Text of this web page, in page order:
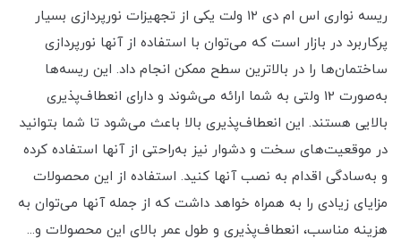
ریسه نواری اس ام دی ۱۲ ولت یکی از تجهیزات نورپردازی بسیار
پرکاربرد در بازار است که می‌توان با استفاده از آنها نورپردازی
ساختمان‌ها را در بالاترین سطح ممکن انجام داد. این ریسه‌ها
به‌صورت 12 ولتی به شما ارائه می‌شوند و دارای انعطاف‌پذیری
بالایی هستند. این انعطاف‌پذیری بالا باعث می‌شود تا شما بتوانید
در موقعیت‌های سخت و دشوار نیز به‌راحتی از آنها استفاده کرده
و به‌سادگی اقدام به نصب آنها کنید. استفاده از این محصولات
مزایای زیادی را به همراه خواهد داشت که از جمله آنها می‌توان به
هزینه مناسب، انعطاف‌پذیری و طول عمر بالای این محصولات و...